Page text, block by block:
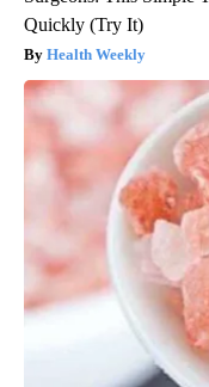
Quickly (Try It)
Health Weekly